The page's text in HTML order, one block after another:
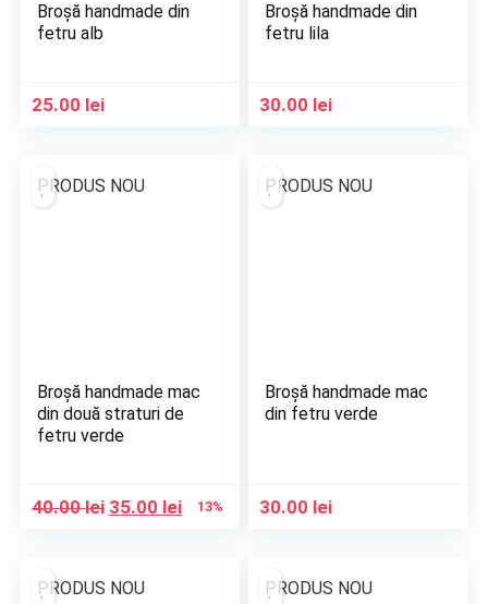
Broșă handmade din
fetru alb
25.00 lei
Broșă handmade din
fetru lila
30.00 lei
PRODUS NOU
Broșă handmade mac
din două straturi de
fetru verde
40.00lei Prețul
40.00 lei.
35.00 leiPrețul
13%
PRODUS NOU
Broșă handmade mac
din fetru verde
30.00 lei
PRODUS NOU PRODUS NOU